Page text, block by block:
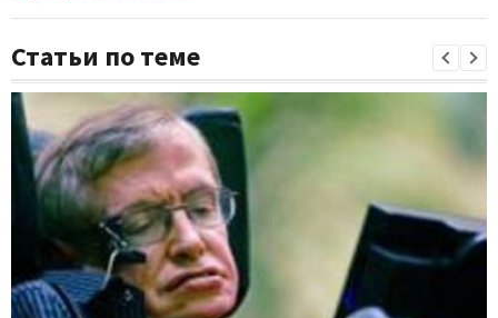
Статьи по теме